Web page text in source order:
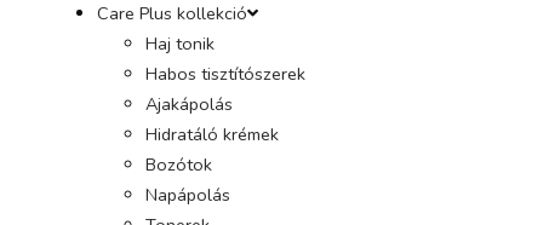
Care Plus kollekció
Haj tonik
Habos tisztítószerek
Ajakápolás
Hidratáló krémek
Bozótok
Napápolás